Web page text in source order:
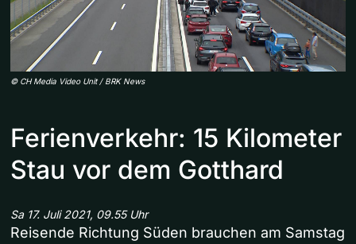
© CH Media Video Unit / BRK News
Ferienverkehr: 15 Kilometer
Stau vor dem Gotthard
Sa 17. Juli 2021, 09.55 Uhr
Reisende Richtung Süden brauchen am Samstag